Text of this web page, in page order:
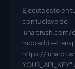
Ejecuta esto en
con tu clave de
lunarcrush.com/
mcp add --
https://